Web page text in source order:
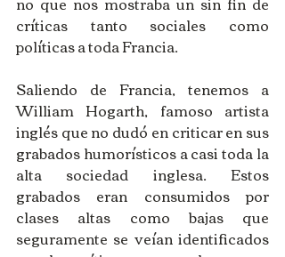
críticas tanto sociales como
políticas a toda Francia.
Saliendo de Francia, tenemos a
William Hogarth, famoso artista
inglés que no dudó en criticar en sus
grabados humorísticos a casi toda la
alta sociedad inglesa. Estos
grabados eran consumidos por
clases altas como bajas que
seguramente se veían identificados